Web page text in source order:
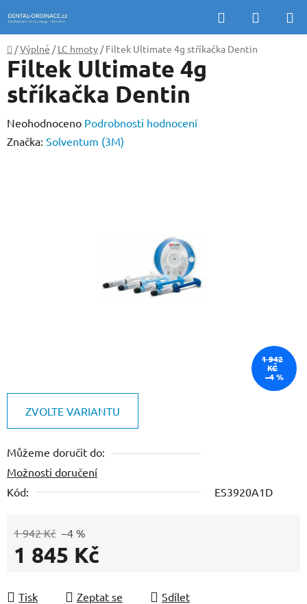
na
obsah
Hledat
KOŠÍK
Domů
/Výplně / LC hmoty / Filtek Ultimate 4g stříkačka Dentin
ZVOLTE VARIANTU
Můžeme doručit do:
Možnosti doručení
Kód:
ES3920A1D
1 942 Kč –4 %
1 845 Kč
Tisk
Zeptat se Sdílet
Filtek Ultimate 4g
stříkačka Dentin
Průměrné
hodnocení
Neohodnoceno Podrobnosti hodnocení
Značka: Solventum (3M)
1 942
KČ
–4 %